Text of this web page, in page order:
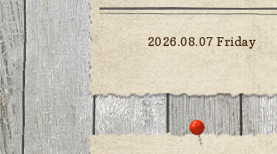
2026.08.07 Friday